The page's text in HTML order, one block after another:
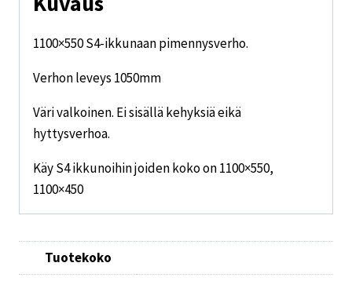
1100×550 S4-ikkunaan pimennysverho.
Verhon leveys 1050mm
Väri valkoinen. Ei sisällä kehyksiä eikä
hyttysverhoa.
Käy S4 ikkunoihin joiden koko on 1100×550,
1100×450
Tuotekoko